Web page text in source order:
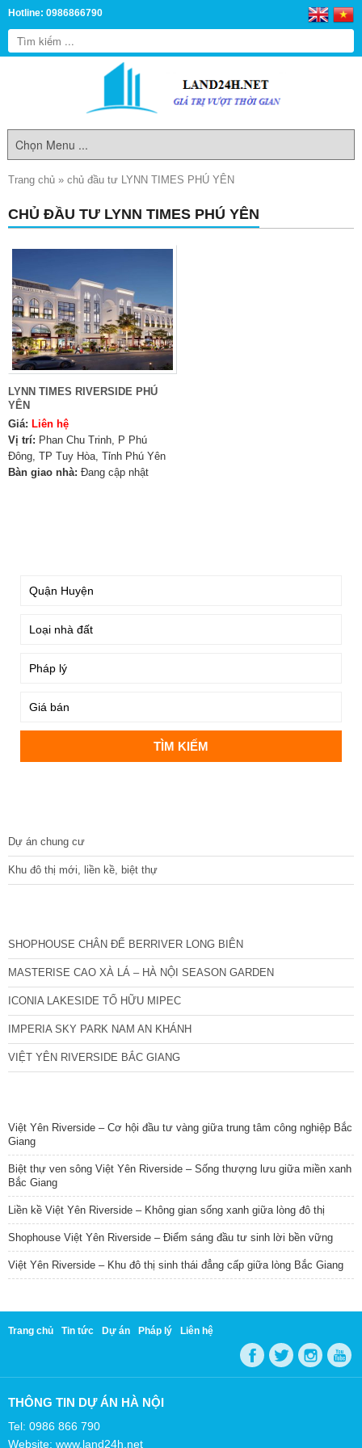
Hotline: 0986866790
Trang chủ » chủ đầu tư LYNN TIMES PHÚ YÊN
CHỦ ĐẦU TƯ LYNN TIMES PHÚ YÊN
LYNN TIMES RIVERSIDE PHÚ
YÊN
Giá: Liên hệ
Vị trí: Phan Chu Trinh, P Phú
Đông, TP Tuy Hòa, Tỉnh Phú Yên
Bàn giao nhà: Đang cập nhật
Dự án chung cư
Khu đô thị mới, liền kề, biệt thự
SHOPHOUSE CHÂN ĐẾ BERRIVER LONG BIÊN
MASTERISE CAO XÀ LÁ – HÀ NỘI SEASON GARDEN
ICONIA LAKESIDE TỐ HỮU MIPEC
IMPERIA SKY PARK NAM AN KHÁNH
VIỆT YÊN RIVERSIDE BẮC GIANG
Việt Yên Riverside – Cơ hội đầu tư vàng giữa trung tâm công nghiệp Bắc
Giang
Biệt thự ven sông Việt Yên Riverside – Sống thượng lưu giữa miền xanh
Bắc Giang
Liền kề Việt Yên Riverside – Không gian sống xanh giữa lòng đô thị
Shophouse Việt Yên Riverside – Điểm sáng đầu tư sinh lời bền vững
Việt Yên Riverside – Khu đô thị sinh thái đẳng cấp giữa lòng Bắc Giang
Trang chủ Tin tức Dự án Pháp lý Liên hệ
THÔNG TIN DỰ ÁN HÀ NỘI
Tel: 0986 866 790
Website: www.land24h.net